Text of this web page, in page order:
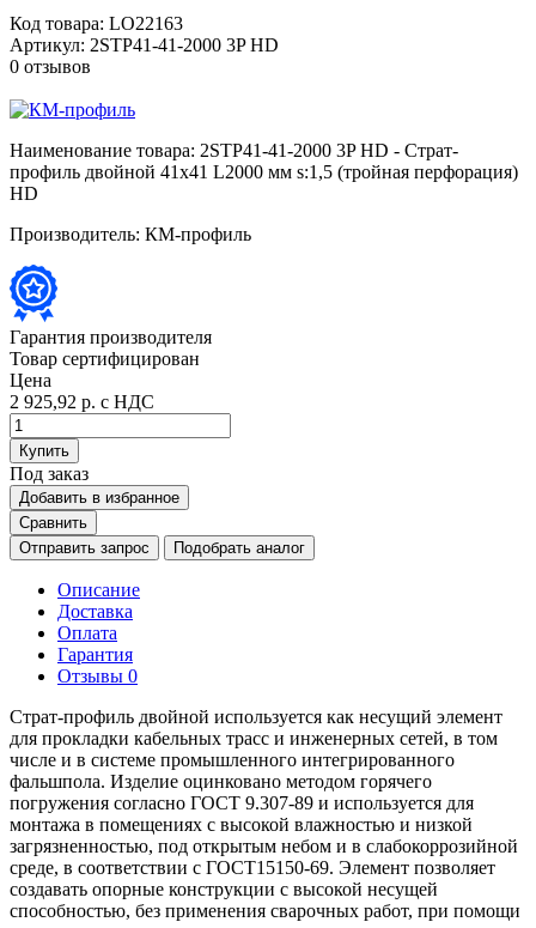
Код товара: LO22163
Артикул: 2STP41-41-2000 3P HD
0 отзывов
Наименование товара: 2STP41-41-2000 3P HD - Страт-
профиль двойной 41х41 L2000 мм s:1,5 (тройная перфорация)
HD
Производитель: КМ-профиль
Гарантия производителя
Товар сертифицирован
Цена
2 925,92 р. с НДС
Купить
Под заказ
Добавить в избранное
Сравнить
Отправить запрос
Подобрать аналог
Описание
Доставка
Оплата
Гарантия
Отзывы 0
Страт-профиль двойной используется как несущий элемент
для прокладки кабельных трасс и инженерных сетей, в том
числе и в системе промышленного интегрированного
фальшпола. Изделие оцинковано методом горячего
погружения согласно ГОСТ 9.307-89 и используется для
монтажа в помещениях с высокой влажностью и низкой
загрязненностью, под открытым небом и в слабокоррозийной
среде, в соответствии с ГОСТ15150-69. Элемент позволяет
создавать опорные конструкции с высокой несущей
способностью, без применения сварочных работ, при помощи